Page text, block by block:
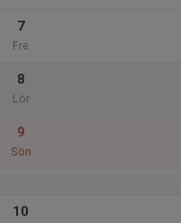
7
Fre
8
Lör
9
Sön
10